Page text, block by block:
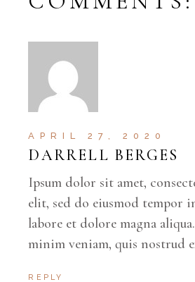
APRIL 27, 2020
DARRELL BERGES
Ipsum dolor sit amet,
elit, sed do eiusmod tempor
labore et dolore magna
minim veniam, quis nostrud
REPLY